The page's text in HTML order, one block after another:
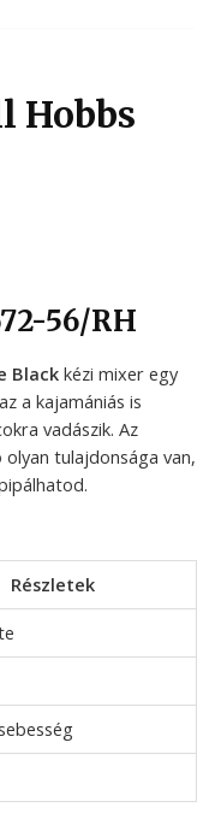
Hobbs
56/RH
Blackkézi mixer egy
a kajamániás is
vadászik. Az
tulajdonsága van,
Részletek